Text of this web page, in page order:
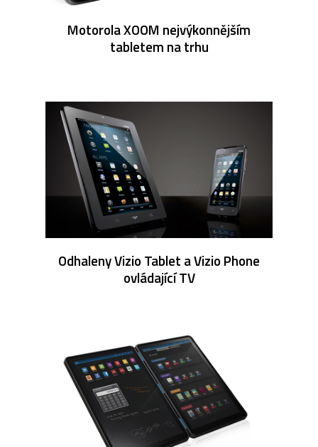
Motorola XOOM nejvýkonnějším
tabletem na trhu
Odhaleny Vizio Tablet a Vizio Phone
ovládající TV